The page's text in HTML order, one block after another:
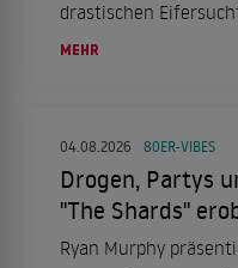
drastischen
Gesprächsstoff.
MEHR
04.08.2026 80ER-VIBES
Drogen, Partys
"The Shards"
Ryan Murphy